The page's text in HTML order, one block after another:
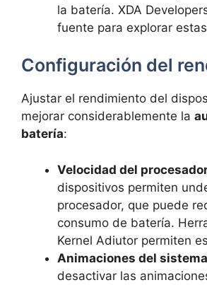
la batería. XDA
fuente para explorar
Configuración del
Ajustar el rendimiento del
mejorar considerablemente la
batería:
Velocidad del
dispositivos permiten
procesador, que puede
consumo de batería.
Kernel Adiutor permiten
Animaciones del sistema
desactivar las